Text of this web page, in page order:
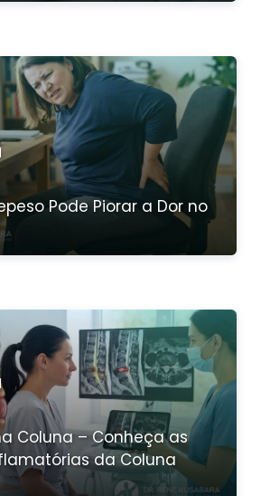
Pode Piorar a Dor no
Coluna – Conheça as
da Coluna